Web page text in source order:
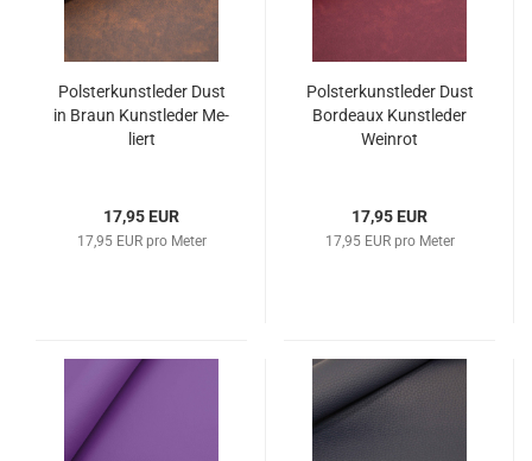
Pols­ter­kunst­le­der Dust
in Braun Kunst­le­der Me­
liert
17,95 EUR
17,95 EUR pro Meter
Pols­ter­kunst­le­der Dust
Bor­deaux Kunst­le­der
Wein­rot
17,95 EUR
17,95 EUR pro Meter